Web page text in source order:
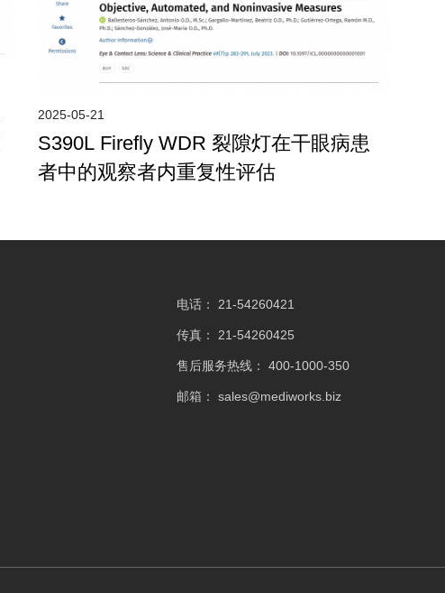
2025-05-21
S390L Firefly WDR 裂隙灯在干眼病患
者中的观察者内重复性评估
电话： 21-54260421
传真： 21-54260425
售后服务热线： 400-1000-350
邮箱： sales@mediworks.biz